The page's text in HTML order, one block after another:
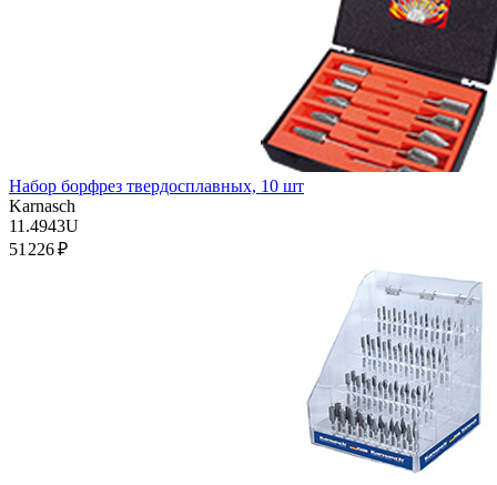
Набор борфрез твердосплавных, 10 шт
Karnasch
11.4943U
51 226 ₽